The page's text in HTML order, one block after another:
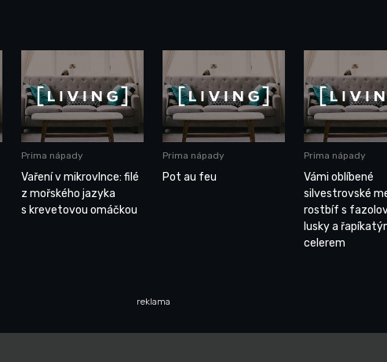
Prima nápady
Vaření v mikrovlnce: filé
z mořského jazyka
s krevetovou omáčkou
Prima nápady
Pot au feu
Prima nápady
Vámi oblíbené
silvestrovské
rostbíf s
lusky a
celerem
reklama